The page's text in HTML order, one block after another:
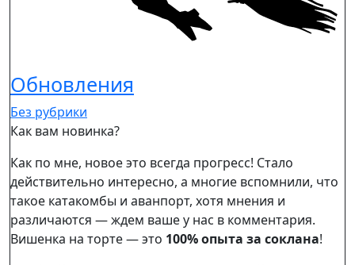
Обновления
Без рубрики
Как вам новинка?
Как по мне, новое это всегда прогресс! Стало
действительно интересно, а многие вспомнили, что
такое катакомбы и аванпорт, хотя мнения и
различаются — ждем ваше у нас в комментария.
Вишенка на торте — это 100% опыта за соклана!